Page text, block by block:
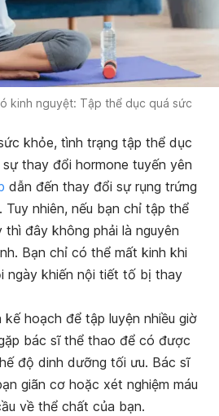
kinh nguyệt: Tập thể dục quá sức
khỏe, tình trạng tập thể dục
thay đổi hormone tuyến yên
dẫn đến thay đổi sự rụng trứng
nhiên, nếu bạn chỉ tập thể
thì đây không phải là nguyên
Bạn chỉ có thể mất kinh khi
ngày khiến nội tiết tố bị thay
kế hoạch để tập luyện nhiều giờ
bác sĩ thể thao để có được
độ dinh dưỡng tối ưu. Bác sĩ
giãn cơ hoặc xét nghiệm máu
về thể chất của bạn.